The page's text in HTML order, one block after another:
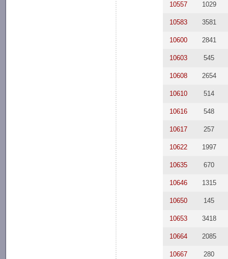
10557 1029
10583 3581
10600 2841
10603 545
10608 2654
10610 514
10616 548
10617 257
10622 1997
10635 670
10646 1315
10650 145
10653 3418
10664 2085
10667 280